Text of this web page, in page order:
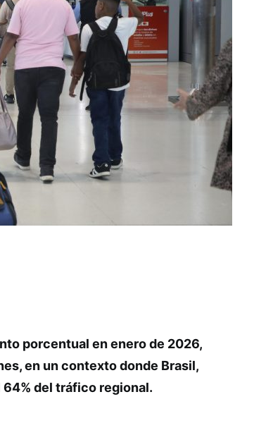
porcentual en enero de 2026,
en un contexto donde Brasil,
del tráfico regional.